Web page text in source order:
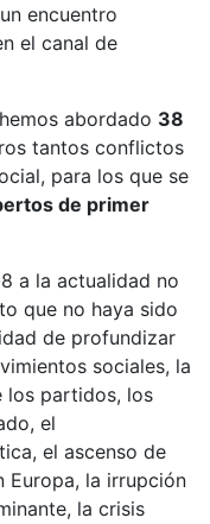
encuentro
el canal de
abordado 38
tantos conflictos
para los que se
de primer
a la actualidad no
que no haya sido
de profundizar
sociales, la
los partidos, los
el
el ascenso de
Europa, la irrupción
la crisis